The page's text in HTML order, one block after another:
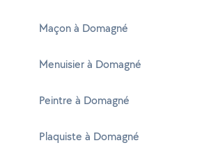
Maçon à Domagné
Menuisier à Domagné
Peintre à Domagné
Plaquiste à Domagné